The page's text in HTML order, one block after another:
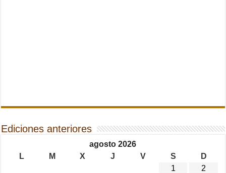
Ediciones anteriores
agosto 2026
L
M X J V S
D
1
2